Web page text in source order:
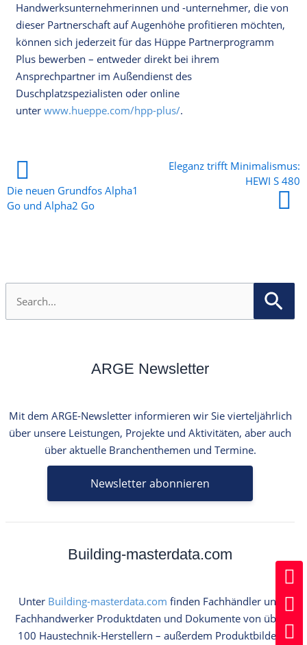
Handwerksunternehmerinnen und -unternehmer, die von
dieser Partnerschaft auf Augenhöhe profitieren möchten,
können sich jederzeit für das Hüppe Partnerprogramm
Plus bewerben – entweder direkt bei ihrem
Ansprechpartner im Außendienst des
Duschplatzspezialisten oder online
unterwww.hueppe.com/hpp-plus/.
Die neuen Grundfos Alpha1
Go und Alpha2 Go
Eleganz trifft Minimalismus:
HEWI S 480
c
h
ARGE Newsletter
Mit dem ARGE-Newsletter informieren wir Sie vierteljährlich
über unsere Leistungen, Projekte und Aktivitäten, aber auch
über aktuelle Branchenthemen und Termine.
Newsletter abonnieren
Building-masterdata.com
Unter Building-masterdata.com finden Fachhändler und
Fachhandwerker Produktdaten und Dokumente von über
100 Haustechnik-Herstellern – außerdem Produktbilder,